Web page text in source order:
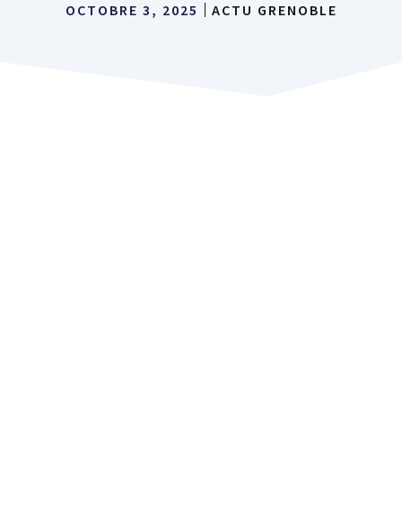
OCTOBRE 3, 2025 ACTU GRENOBLE